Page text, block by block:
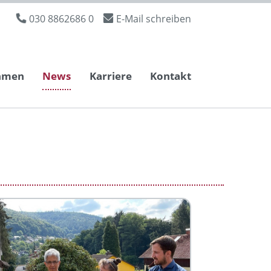
030 8862686 0 E-Mail schreiben
News Karriere Kontakt